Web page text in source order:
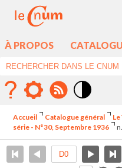
À PROPOS
élévé
Accueil Catalogue général
série - N°30, Septembre 1936